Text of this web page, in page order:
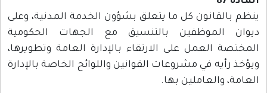
ينظم بالقانون كل ما يتعلق بشؤون الخدمة المدنية، وعلى
ديوان الموظفين بالتنسيق مع الجهات الحكومية
المختصة العمل على الارتقاء بالإدارة العامة وتطويرها،
ويؤخذ رأيه في مشروعات القوانين واللوائح الخاصة بالإدارة
العامة، والعاملين بها.